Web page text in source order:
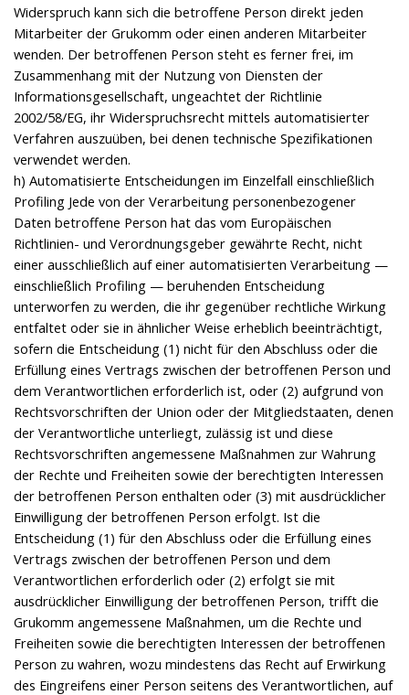
Widerspruch kann sich die betroffene Person direkt jeden
Mitarbeiter der Grukomm oder einen anderen Mitarbeiter
wenden. Der betroffenen Person steht es ferner frei, im
Zusammenhang mit der Nutzung von Diensten der
Informationsgesellschaft, ungeachtet der Richtlinie
2002/58/EG, ihr Widerspruchsrecht mittels automatisierter
Verfahren auszuüben, bei denen technische Spezifikationen
verwendet werden.
h) Automatisierte Entscheidungen im Einzelfall einschließlich
Profiling Jede von der Verarbeitung personenbezogener
Daten betroffene Person hat das vom Europäischen
Richtlinien- und Verordnungsgeber gewährte Recht, nicht
einer ausschließlich auf einer automatisierten Verarbeitung —
einschließlich Profiling — beruhenden Entscheidung
unterworfen zu werden, die ihr gegenüber rechtliche Wirkung
entfaltet oder sie in ähnlicher Weise erheblich beeinträchtigt,
sofern die Entscheidung (1) nicht für den Abschluss oder die
Erfüllung eines Vertrags zwischen der betroffenen Person und
dem Verantwortlichen erforderlich ist, oder (2) aufgrund von
Rechtsvorschriften der Union oder der Mitgliedstaaten, denen
der Verantwortliche unterliegt, zulässig ist und diese
Rechtsvorschriften angemessene Maßnahmen zur Wahrung
der Rechte und Freiheiten sowie der berechtigten Interessen
der betroffenen Person enthalten oder (3) mit ausdrücklicher
Einwilligung der betroffenen Person erfolgt. Ist die
Entscheidung (1) für den Abschluss oder die Erfüllung eines
Vertrags zwischen der betroffenen Person und dem
Verantwortlichen erforderlich oder (2) erfolgt sie mit
ausdrücklicher Einwilligung der betroffenen Person, trifft die
Grukomm angemessene Maßnahmen, um die Rechte und
Freiheiten sowie die berechtigten Interessen der betroffenen
Person zu wahren, wozu mindestens das Recht auf Erwirkung
des Eingreifens einer Person seitens des Verantwortlichen, auf